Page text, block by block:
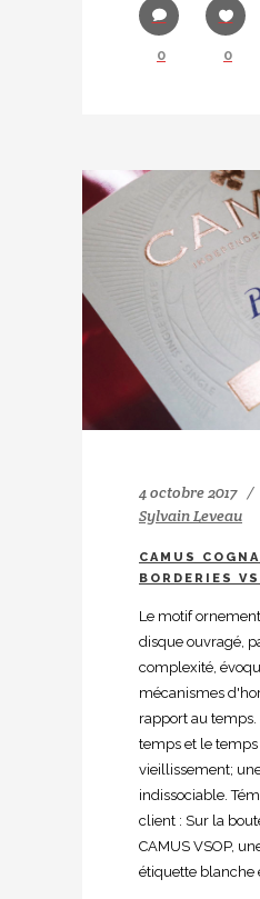
0 0
4 octobre 2017
Sylvain Leveau
CAMUS
BORDERIES
Le motif
disque ouvragé,
complexité,
mécanismes
rapport au
temps et le temps
vieillissement;
indissociable.
client : Sur la
CAMUS VSOP,
étiquette blanche